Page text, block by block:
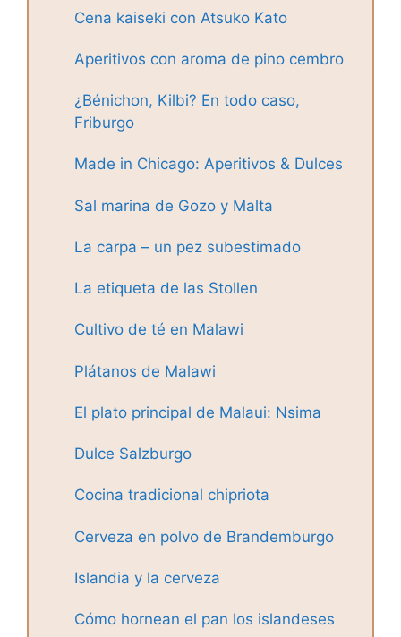
Cena kaiseki con Atsuko Kato
Aperitivos con aroma de pino cembro
¿Bénichon, Kilbi? En todo caso,
Friburgo
Made in Chicago: Aperitivos & Dulces
Sal marina de Gozo y Malta
La carpa – un pez subestimado
La etiqueta de las Stollen
Cultivo de té en Malawi
Plátanos de Malawi
El plato principal de Malaui: Nsima
Dulce Salzburgo
Cocina tradicional chipriota
Cerveza en polvo de Brandemburgo
Islandia y la cerveza
Cómo hornean el pan los islandeses